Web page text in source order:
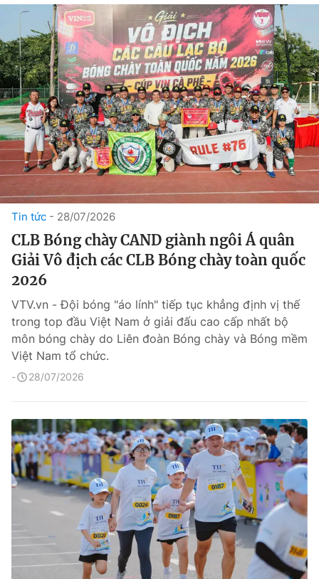
Tin tức 28/07/2026
CLB Bóng chày CAND giành ngôi Á quân
Giải Vô địch các CLB Bóng chày toàn quốc
2026
VTV.vn - Đội bóng "áo lính" tiếp tục khẳng định vị thế
trong top đầu Việt Nam ở giải đấu cao cấp nhất bộ
môn bóng chày do Liên đoàn Bóng chày và Bóng mềm
Việt Nam tổ chức.
28/07/2026